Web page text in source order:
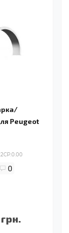
Peugeot
0